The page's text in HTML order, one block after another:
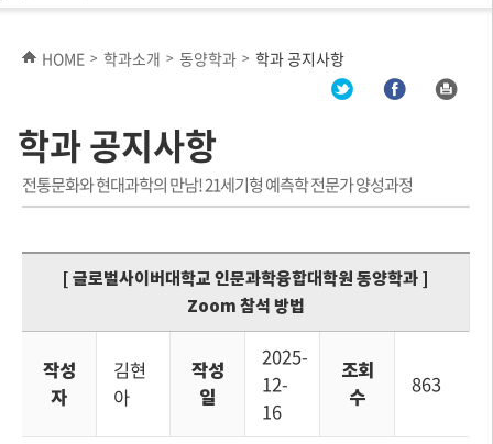
HOME > 학과소개 > 동양학과 > 학과 공지사항
학과 공지사항
전통문화와 현대과학의 만남! 21세기형 예측학 전문가 양성과정
[ 글로벌사이버대학교 인문과학융합대학원 동양학과 ]
Zoom 참석 방법
작성
자
김현
아
작성
일
2025-
12-
16
조회
수
863